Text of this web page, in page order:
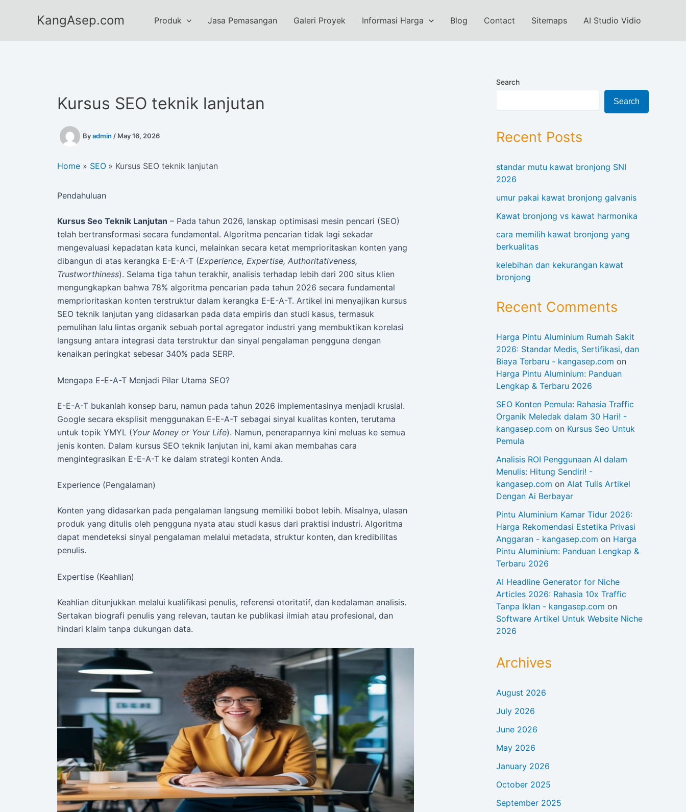
KangAsep.com Produk Jasa Pemasangan Galeri Proyek Informasi Harga Blog Contact Sitemaps AI Studio Vidio
Kursus SEO teknik lanjutan
Byadmin / May 16, 2026
Home SEO Kursus SEO teknik lanjutan
Pendahuluan
Kursus Seo Teknik Lanjutan – Pada tahun 2026, lanskap optimisasi mesin pencari (SEO)
telah bertransformasi secara fundamental. Algoritma pencarian tidak lagi sekadar
mengevaluasi kepadatan kata kunci, melainkan secara ketat memprioritaskan konten yang
dibangun di atas kerangka E-E-A-T (Experience, Expertise, Authoritativeness,
Trustworthiness). Selama tiga tahun terakhir, analisis terhadap lebih dari 200 situs klien
mengungkapkan bahwa 78% algoritma pencarian pada tahun 2026 secara fundamental
memprioritaskan konten terstruktur dalam kerangka E-E-A-T. Artikel ini menyajikan kursus
SEO teknik lanjutan yang didasarkan pada data empiris dan studi kasus, termasuk
pemulihan lalu lintas organik sebuah portal agregator industri yang membuktikan korelasi
langsung antara integrasi data terstruktur dan sinyal pengalaman pengguna dengan
kenaikan peringkat sebesar 340% pada SERP.
Mengapa E-E-A-T Menjadi Pilar Utama SEO?
E-E-A-T bukanlah konsep baru, namun pada tahun 2026 implementasinya menjadi krusial.
Google secara eksplisit menggunakan E-E-A-T sebagai sinyal kualitas konten, terutama
untuk topik YMYL (Your Money or Your Life). Namun, penerapannya kini meluas ke semua
jenis konten. Dalam kursus SEO teknik lanjutan ini, kami akan membahas cara
mengintegrasikan E-E-A-T ke dalam strategi konten Anda.
Experience (Pengalaman)
Konten yang didasarkan pada pengalaman langsung memiliki bobot lebih. Misalnya, ulasan
produk yang ditulis oleh pengguna nyata atau studi kasus dari praktisi industri. Algoritma
dapat mendeteksi sinyal pengalaman melalui metadata, struktur konten, dan kredibilitas
penulis.
Expertise (Keahlian)
Keahlian ditunjukkan melalui kualifikasi penulis, referensi otoritatif, dan kedalaman analisis.
Sertakan biografi penulis yang relevan, tautan ke publikasi ilmiah atau profesional, dan
hindari klaim tanpa dukungan data.
Search
Search
Recent Posts
standar mutu kawat bronjong SNI
2026
umur pakai kawat bronjong galvanis
Kawat bronjong vs kawat harmonika
cara memilih kawat bronjong yang
berkualitas
kelebihan dan kekurangan kawat
bronjong
Recent Comments
Harga Pintu Aluminium Rumah Sakit
2026: Standar Medis, Sertifikasi, dan
Biaya Terbaru - kangasep.com on
Harga Pintu Aluminium: Panduan
Lengkap & Terbaru 2026
SEO Konten Pemula: Rahasia Traffic
Organik Meledak dalam 30 Hari! -
kangasep.com on Kursus Seo Untuk
Pemula
Analisis ROI Penggunaan AI dalam
Menulis: Hitung Sendiri! -
kangasep.com on Alat Tulis Artikel
Dengan Ai Berbayar
Pintu Aluminium Kamar Tidur 2026:
Harga Rekomendasi Estetika Privasi
Anggaran - kangasep.com on Harga
Pintu Aluminium: Panduan Lengkap &
Terbaru 2026
AI Headline Generator for Niche
Articles 2026: Rahasia 10x Traffic
Tanpa Iklan - kangasep.com on
Software Artikel Untuk Website Niche
2026
Archives
August 2026
July 2026
June 2026
May 2026
January 2026
October 2025
September 2025